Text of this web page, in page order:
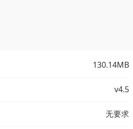
130.14MB
v4.5
无要求